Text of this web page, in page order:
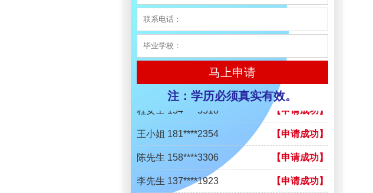
马上申请
注：学历必须真实有效。
程女士 136****3253 【申请成功】
王小姐 185****2848 【申请成功】
陈先生 189****1098 【申请成功】
李先生 135****3338
程女士 134****3518 【申请成功】
王小姐 181****2354 【申请成功】
陈先生 158****3306 【申请成功】
李先生 137****1923 【申请成功】